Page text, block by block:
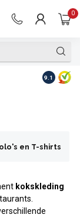
0
Op
9.1
en T-shirts
kokskleding